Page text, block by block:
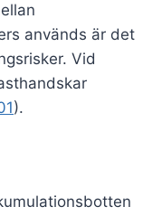
används är det
Vid
).